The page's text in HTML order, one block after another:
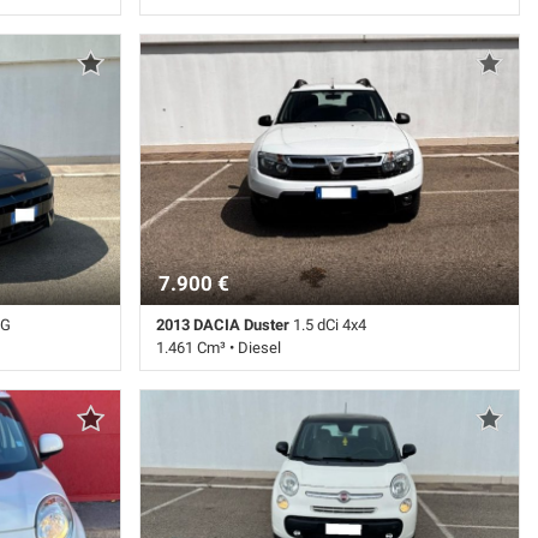
• Nero
Airbag laterali
•
•
• Fari LED •
di luce •
•
28.000 Km • Cambio Automatico (8) • Nero
metallizzato • 5 Porte • ABS • Airbag • Airbag laterali
• Airbag Passeggero • Airbag testa • Autoradio •
Autoradio digitale • Bracciolo • Cerchi in lega •
Chiusura centralizzata • Climatizzatore • Controllo
trazione • Cruise Control • ESP • Fari LED •
Immobilizzatore elettronico • Sensore di luce •
Sensore di pioggia • Servosterzo • Navigatore
satellitare • Specchietti laterali elettrici •
Telecamera per parcheggio assistito
• Antracite
Control •
•
•
corsia •
• Fari LED •
•
7.900 €
2013 DACIA Duster 1.5 dCi 4x4
1.461 Cm³ • Diesel
213.000 Km • Cambio Manuale (6) • Bianco pastello
• 5 Porte • ABS • Airbag • Airbag laterali • Airbag
Passeggero • Chiusura centralizzata •
Climatizzatore • Controllo automatico clima •
Fendinebbia • Filtro antiparticolato •
Immobilizzatore elettronico • Servosterzo